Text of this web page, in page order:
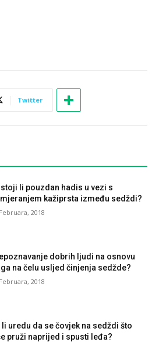
Twitter
li pouzdan hadis u vezi s
kažiprsta između sedždi?
2018
dobrih ljudi na osnovu
na čelu usljed činjenja sedžde?
2018
li uredu da se čovjek na sedždi što
pruži naprijed i spusti leđa?